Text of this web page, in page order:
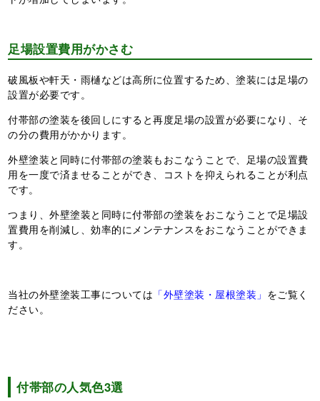
足場設置費用がかさむ
破風板や軒天・雨樋などは高所に位置するため、塗装には足場の
設置が必要です。
付帯部の塗装を後回しにすると再度足場の設置が必要になり、そ
の分の費用がかかります。
外壁塗装と同時に付帯部の塗装もおこなうことで、足場の設置費
用を一度で済ませることができ、コストを抑えられることが利点
です。
つまり、外壁塗装と同時に付帯部の塗装をおこなうことで足場設
置費用を削減し、効率的にメンテナンスをおこなうことができま
す。
当社の外壁塗装工事については 「外壁塗装・屋根塗装」 をご覧く
ださい。
付帯部の人気色3選